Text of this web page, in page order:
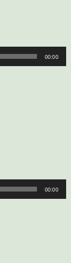
00:00
00:00